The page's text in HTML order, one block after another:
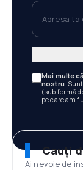
Adresa ta
Mai multe
nostru.
(sub formă
pe care am
Cauți
Ai nevoie de